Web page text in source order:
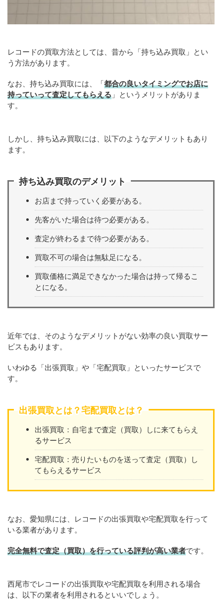
レコードの買取方法としては、昔から「持ち込み買取」とい
う方法があります。
なお、持ち込み買取には、「都合の良いタイミングでお店に
持っていって査定してもらえる 」というメリットがありま
す。
しかし、持ち込み買取には、以下のようなデメリットもあり
ます。
持ち込み買取のデメリット
お店まで持っていく必要がある。
先客がいた場合は待つ必要がある。
査定が終わるまで待つ必要がある。
買取不可の場合は無駄足になる。
買取価格に満足できなかった場合は持って帰るこ
とになる。
近年では、そのようなデメリットがない効率の良い買取サー
ビスもあります。
いわゆる「出張買取」や「宅配買取」といったサービスで
す。
出張買取とは？宅配買取とは？
出張買取：自宅まで査定（買取）しに来てもらえ
るサービス
宅配買取：売りたいものを送って査定（買取）し
てもらえるサービス
なお、愛知県には、レコードの出張買取や宅配買取を行って
いる業者があります。
完全無料で査定（買取）を行っている評判が高い業者です。
西尾市でレコードの出張買取や宅配買取を利用される場合
は、以下の業者を利用されるといいでしょう。